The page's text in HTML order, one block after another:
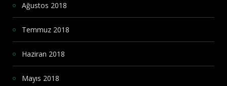
Ağustos 2018
Temmuz 2018
Haziran 2018
Mayıs 2018